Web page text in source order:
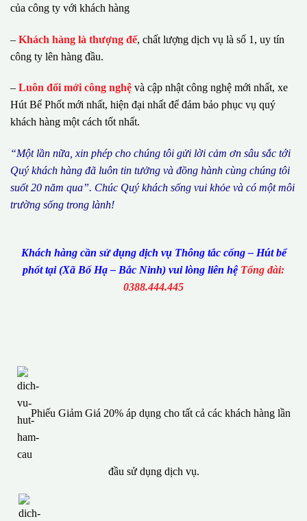
của công ty với khách hàng
– Khách hàng là thượng đế, chất lượng dịch vụ là số 1, uy tín
công ty lên hàng đầu.
– Luôn đổi mới công nghệ và cập nhật công nghệ mới nhất, xe
Hút Bể Phốt mới nhất, hiện đại nhất để đảm bảo phục vụ quý
khách hàng một cách tốt nhất.
“Một lần nữa, xin phép cho chúng tôi gửi lời cảm ơn sâu sắc tới
Quý khách hàng đã luôn tin tưởng và đồng hành cùng chúng tôi
suốt 20 năm qua”. Chúc Quý khách sống vui khỏe và có một môi
trường sống trong lành!
Khách hàng cần sử dụng dịch vụ Thông tắc cống – Hút bể
phốt tại (Xã Bố Hạ – Bắc Ninh) vui lòng liên hệ Tổng đài:
0388.444.445
Phiếu Giảm Giá 20% áp dụng cho tất cả các khách hàng lần
đầu sử dụng dịch vụ.